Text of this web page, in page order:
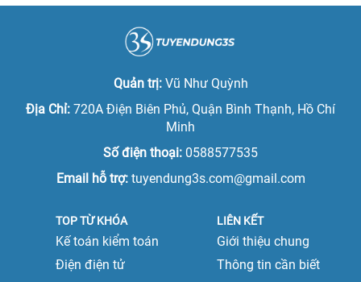
Quản trị: Vũ Như Quỳnh
Địa Chỉ: 720A Điện Biên Phủ, Quận Bình Thạnh, Hồ Chí
Minh
Số điện thoại: 0588577535
Email hỗ trợ: tuyendung3s.com@gmail.com
TOP TỪ KHÓA
Kế toán kiểm toán
Điện điện tử
LIÊN KẾT
Giới thiệu chung
Thông tin cần biết